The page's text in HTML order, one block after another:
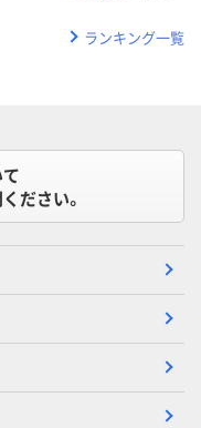
ランキング一覧
ださい。